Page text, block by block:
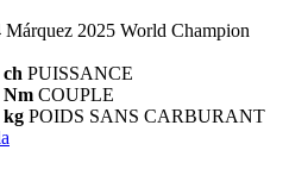
Márquez 2025 World Champion
ch PUISSANCE
Nm COUPLE
kg POIDS SANS CARBURANT